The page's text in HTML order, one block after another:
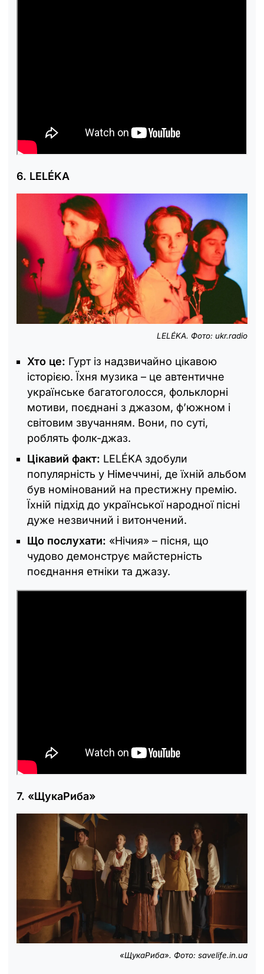
6. LELÉKA
LELÉKA. Фото: ukr.radio
Хто це: Гурт із надзвичайно цікавою
історією. Їхня музика – це автентичне
українське багатоголосся, фольклорні
мотиви, поєднані з джазом, ф’южном і
світовим звучанням. Вони, по суті,
роблять фолк-джаз.
Цікавий факт: LELÉKA здобули
популярність у Німеччині, де їхній альбом
був номінований на престижну премію.
Їхній підхід до української народної пісні
дуже незвичний і витончений.
Що послухати: «Нічия» – пісня, що
чудово демонструє майстерність
поєднання етніки та джазу.
7. «ЩукаРиба»
«ЩукаРиба». Фото: savelife.in.ua